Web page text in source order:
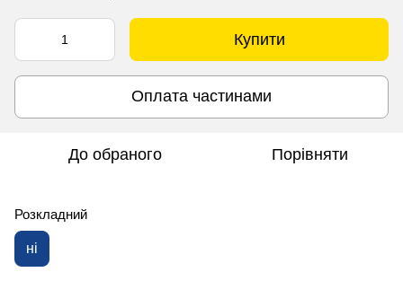
Купити
Оплата частинами
До обраного Порівняти
Розкладний
ні